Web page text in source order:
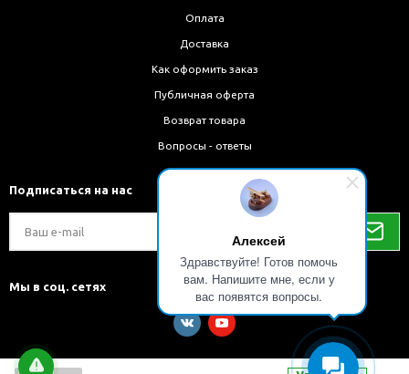
Алексей
Здравствуйте! Готов помочь
вам. Напишите мне, если у
вас появятся вопросы.
Оплата
Доставка
Как оформить заказ
Публичная оферта
Возврат товара
Вопросы - ответы
Подписаться на нас
Мы в соц. сетях